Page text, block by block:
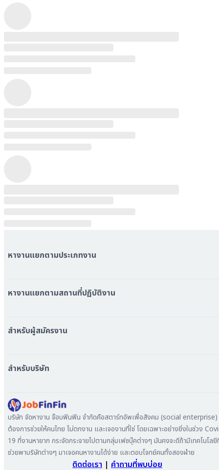
หางานแยกตามประเภทงาน
หมวดหมู่บริษัททั้งหมด
หางานแยกตามสถานที่ปฏิบัติงาน
หางาน กรุงเทพมหานคร
หางาน เชียงใหม่
หางาน สมุทรสาคร
หางาน ระยอง
หางาน สมุทรสาหางาน ภูเก็ต
หางาน พระนครศรีอยุธยา
สำหรับผู้สมัครงาน
เข้าสู่ระบบ
สำหรับบริษัท
ลงประกาศรับสมัครงาน
ค้นหาผู้สมัครงาน
ลงโฆษณา
บริษัท จัดหางาน จ๊อบฟินฟิน จำกัดคือสตาร์ทอัพเพื่อสังคม (social
ต้องการช่วยให้คนไทย ไม่ตกงาน และเจองานที่ใช่ โดยเฉพาะอย่างยิ่งในช่วง
19 ที่งานหายาก กระจัดกระจายไปตามกลุ่มเฟซบุ๊คต่างๆ มันคงจะดีถ้ามีเทคโนโล
ช่วยพาบริษัทต่างๆ มาเจอคนหางานได้ง่าย และตอบโจทย์คนทั้งสองฝ่าย
ติดต่อเรา | คำถามที่พบบ่อย